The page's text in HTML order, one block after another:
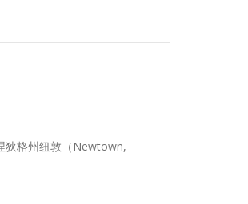
狄格州纽敦（Newtown,